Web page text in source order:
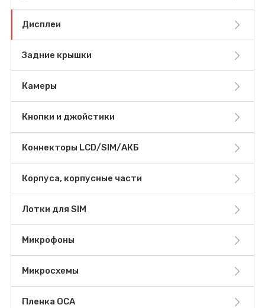
Дисплеи
Задние крышки
Камеры
Кнопки и джойстики
Коннекторы LCD/SIM/АКБ
Корпуса, корпусные части
Лотки для SIM
Микрофоны
Микросхемы
Пленка OCA